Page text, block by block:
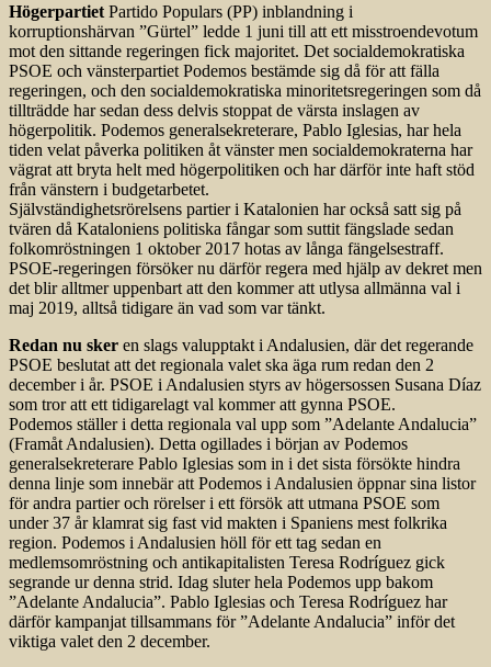
Högerpartiet Partido Populars (PP) inblandning i
korruptionshärvan ”Gürtel” ledde 1 juni till att ett misstroendevotum
mot den sittande regeringen fick majoritet. Det socialdemokratiska
PSOE och vänsterpartiet Podemos bestämde sig då för att fälla
regeringen, och den socialdemokratiska minoritetsregeringen som då
tillträdde har sedan dess delvis stoppat de värsta inslagen av
högerpolitik. Podemos generalsekreterare, Pablo Iglesias, har hela
tiden velat påverka politiken åt vänster men socialdemokraterna har
vägrat att bryta helt med högerpolitiken och har därför inte haft stöd
från vänstern i budgetarbetet.
Självständighetsrörelsens partier i Katalonien har också satt sig på
tvären då Kataloniens politiska fångar som suttit fängslade sedan
folkomröstningen 1 oktober 2017 hotas av långa fängelsestraff.
PSOE-regeringen försöker nu därför regera med hjälp av dekret men
det blir alltmer uppenbart att den kommer att utlysa allmänna val i
maj 2019, alltså tidigare än vad som var tänkt.
Redan nu sker en slags valupptakt i Andalusien, där det regerande
PSOE beslutat att det regionala valet ska äga rum redan den 2
december i år. PSOE i Andalusien styrs av högersossen Susana Díaz
som tror att ett tidigarelagt val kommer att gynna PSOE.
Podemos ställer i detta regionala val upp som ”Adelante Andalucia”
(Framåt Andalusien). Detta ogillades i början av Podemos
generalsekreterare Pablo Iglesias som in i det sista försökte hindra
denna linje som innebär att Podemos i Andalusien öppnar sina listor
för andra partier och rörelser i ett försök att utmana PSOE som
under 37 år klamrat sig fast vid makten i Spaniens mest folkrika
region. Podemos i Andalusien höll för ett tag sedan en
medlemsomröstning och antikapitalisten Teresa Rodríguez gick
segrande ur denna strid. Idag sluter hela Podemos upp bakom
”Adelante Andalucia”. Pablo Iglesias och Teresa Rodríguez har
därför kampanjat tillsammans för ”Adelante Andalucia” inför det
viktiga valet den 2 december.